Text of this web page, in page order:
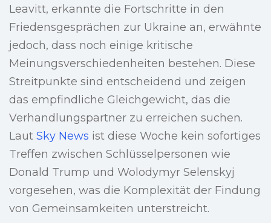
Leavitt, erkannte die Fortschritte in den
Friedensgesprächen zur Ukraine an, erwähnte
jedoch, dass noch einige kritische
Meinungsverschiedenheiten bestehen. Diese
Streitpunkte sind entscheidend und zeigen
das empfindliche Gleichgewicht, das die
Verhandlungspartner zu erreichen suchen.
Laut Sky News ist diese Woche kein sofortiges
Treffen zwischen Schlüsselpersonen wie
Donald Trump und Wolodymyr Selenskyj
vorgesehen, was die Komplexität der Findung
von Gemeinsamkeiten unterstreicht.